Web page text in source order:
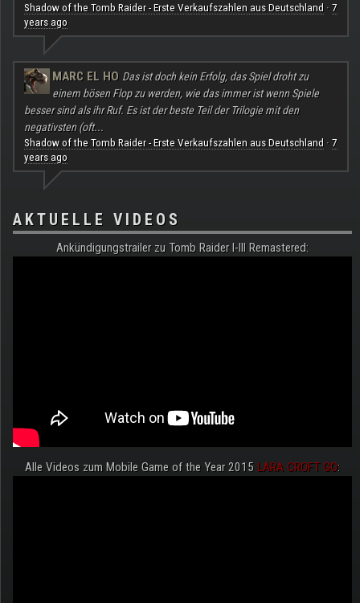
Shadow of the Tomb Raider - Erste Verkaufszahlen aus Deutschland · 7
years ago
MARC EL HO Das ist doch kein Erfolg, das Spiel droht zu
einem bösen Flop zu werden, wie das immer ist wenn Spiele
besser sind als ihr Ruf. Es ist der beste Teil der Trilogie mit den
negativsten (oft...
Shadow of the Tomb Raider - Erste Verkaufszahlen aus Deutschland · 7
years ago
AKTUELLE VIDEOS
Ankündigungstrailer zu Tomb Raider I-III Remastered:
Alle Videos zum Mobile Game of the Year 2015 LARA CROFT GO: